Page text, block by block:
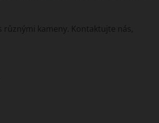
kameny. Kontaktujte nás,